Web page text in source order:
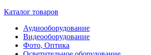
Каталог товаров
Аудиооборудование
Видеооборудование
Фото, Оптика